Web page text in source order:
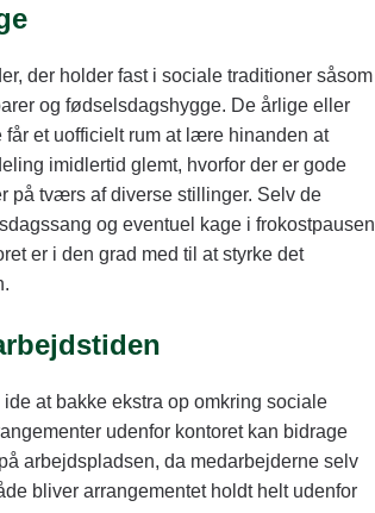
der holder fast i sociale traditioner såsom
og fødselsdagshygge. De årlige eller
et uofficielt rum at lære hinanden at
imidlertid glemt, hvorfor der er gode
på tværs af diverse stillinger. Selv de
og eventuel kage i frokostpausen
er i den grad med til at styrke det
at bakke ekstra op omkring sociale
udenfor kontoret kan bidrage
arbejdspladsen, da medarbejderne selv
bliver arrangementet holdt helt udenfor